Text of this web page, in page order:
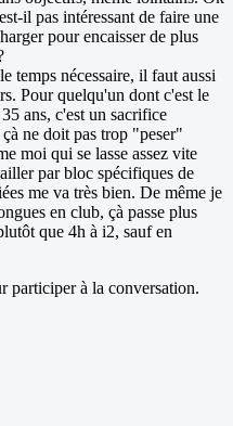
il pas intéressant de faire une
pour encaisser de plus
temps nécessaire, il faut aussi
Pour quelqu'un dont c'est le
ans, c'est un sacrifice
ne doit pas trop "peser"
moi qui se lasse assez vite
par bloc spécifiques de
me va très bien. De même je
en club, çà passe plus
que 4h à i2, sauf en
participer à la conversation.